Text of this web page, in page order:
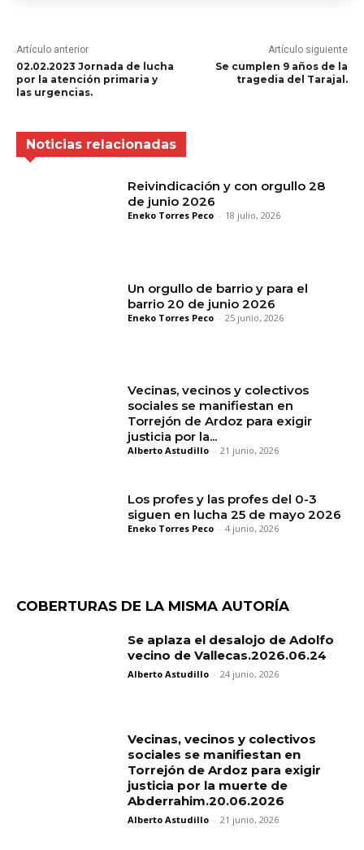
Artículo anterior
02.02.2023 Jornada de lucha
por la atención primaria y
las urgencias.
Artículo siguiente
Se cumplen 9 años de la
tragedia del Tarajal.
Noticias relacionadas
Reivindicación y con orgullo 28
de junio 2026
Eneko Torres Peco - 18 julio, 2026
Un orgullo de barrio y para el
barrio 20 de junio 2026
Eneko Torres Peco - 25 junio, 2026
Vecinas, vecinos y colectivos
sociales se manifiestan en
Torrejón de Ardoz para exigir
justicia por la...
Alberto Astudillo - 21 junio, 2026
Los profes y las profes del 0-3
siguen en lucha 25 de mayo 2026
Eneko Torres Peco - 4 junio, 2026
COBERTURAS DE LA MISMA AUTORÍA
Se aplaza el desalojo de Adolfo
vecino de Vallecas.2026.06.24
Alberto Astudillo - 24 junio, 2026
Vecinas, vecinos y colectivos
sociales se manifiestan en
Torrejón de Ardoz para exigir
justicia por la muerte de
Abderrahim.20.06.2026
Alberto Astudillo - 21 junio, 2026